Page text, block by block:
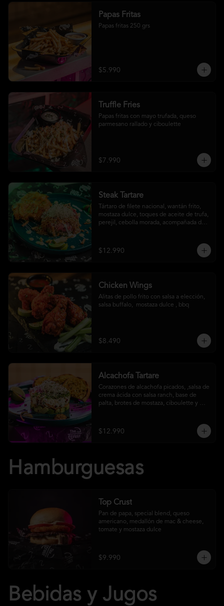
Papas Fritas
Papas fritas 250 grs
$5.990
Truffle Fries
Papas fritas con mayo trufada, queso
parmesano rallado y ciboulette
$7.990
Steak Tartare
Tártaro de filete nacional, wantán frito,
mostaza dulce, toques de aceite de trufa,
perejil, cebolla morada, acompañada de
$12.990
Chicken Wings
Alitas de pollo frito con salsa a elección,
salsa buffalo,  mostaza dulce , bbq
$8.490
Alcachofa Tartare
Corazones de alcachofa picados, ,salsa de
crema ácida con salsa ranch, base de
palta, brotes de mostaza, ciboulette y
$12.990
Hamburguesas
Top Crust
Pan de papa, special blend, queso
americano, medallón de mac & cheese,
tomate y mostaza dulce
$9.990
Bebidas y Jugos